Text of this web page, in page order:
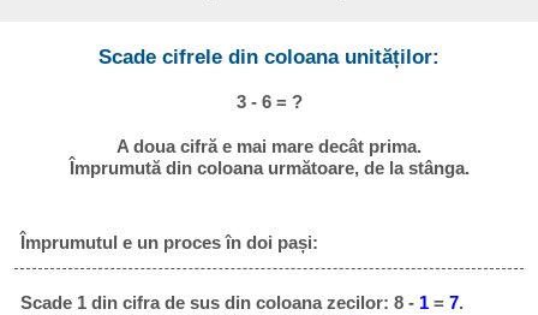
Scade cifrele din coloana unităților:
3 - 6 = ?
A doua cifră e mai mare decât prima.
Împrumută din coloana următoare, de la stânga.
Împrumutul e un proces în doi pași:
Scade 1 din cifra de sus din coloana zecilor: 8 - 1 = 7.